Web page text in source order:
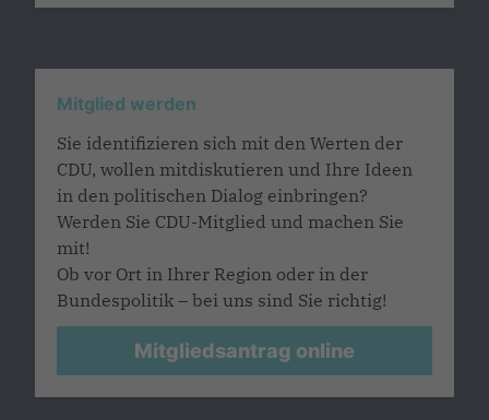
Mitglied werden
Sie identifizieren sich mit den Werten der
CDU, wollen mitdiskutieren und Ihre Ideen
in den politischen Dialog einbringen?
Werden Sie CDU-Mitglied und machen Sie
mit!
Ob vor Ort in Ihrer Region oder in der
Bundespolitik – bei uns sind Sie richtig!
Mitgliedsantrag online